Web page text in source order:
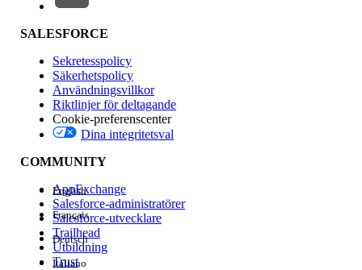
Funktionspåverkan
Version
Händelse
SALESFORCE
Sekretesspolicy
Säkerhetspolicy
Användningsvillkor
Riktlinjer för deltagande
Cookie-preferenscenter
Dina integritetsval
COMMUNITY
AppExchange
Salesforce-administratörer
Salesforce-utvecklare
Trailhead
Utbildning
Trust
English
Français
Deutsch
Italiano